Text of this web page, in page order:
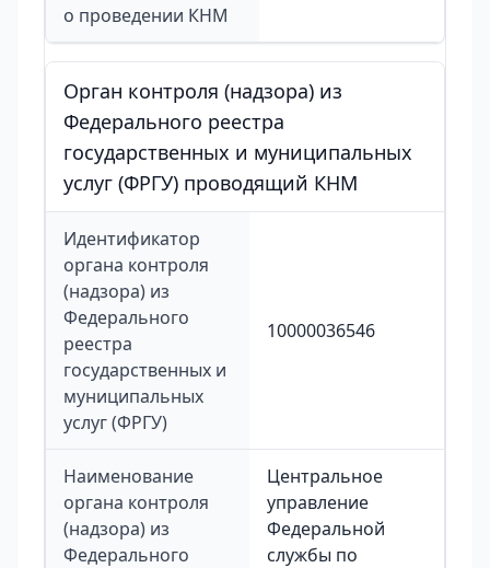
о проведении КНМ
Орган контроля (надзора) из
Федерального реестра
государственных и муниципальных
услуг (ФРГУ) проводящий КНМ
Идентификатор
органа контроля
(надзора) из
Федерального
реестра
государственных и
муниципальных
услуг (ФРГУ)
10000036546
Наименование
органа контроля
(надзора) из
Федерального
Центральное
управление
Федеральной
службы по